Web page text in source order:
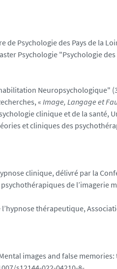
Psychologie des Pays de la
Psychologie "Psychologie
Neuropsychologique"
« Image, Langage et
clinique et de la santé,
et cliniques des
clinique, délivré par la
de l’imagerie
thérapeutique,
images and false